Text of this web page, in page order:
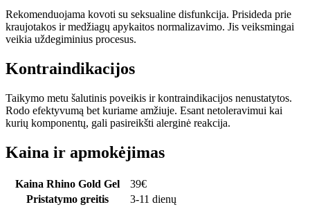
Rekomenduojama kovoti su seksualine disfunkcija. Prisideda prie
kraujotakos ir medžiagų apykaitos normalizavimo. Jis veiksmingai
veikia uždegiminius procesus.
Kontraindikacijos
Taikymo metu šalutinis poveikis ir kontraindikacijos nenustatytos.
Rodo efektyvumą bet kuriame amžiuje. Esant netoleravimui kai
kurių komponentų, gali pasireikšti alerginė reakcija.
Kaina ir apmokėjimas
Kaina Rhino Gold Gel 39€
Pristatymo greitis
3-11 dienų